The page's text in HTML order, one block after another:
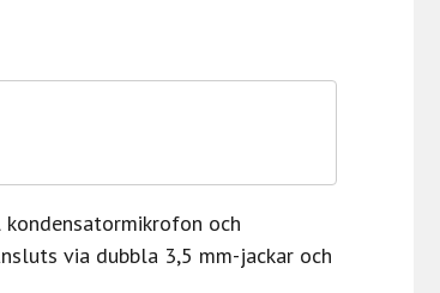
och
via dubbla 3,5 mm-jackar och